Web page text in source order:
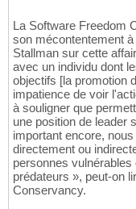
La Software Freedom
son mécontentement
Stallman sur cette
avec un individu dont
objectifs [la promotion
impatience de voir
à souligner que
une position de leader
important encore,
directement ou
personnes
prédateurs », peut-on
Conservancy.